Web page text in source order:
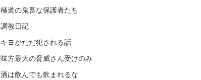
極道の鬼畜な保護者たち
調教日記
キヨがただ犯される話
味方最大の脅威さん受けのみ
酒は飲んでも飲まれるな